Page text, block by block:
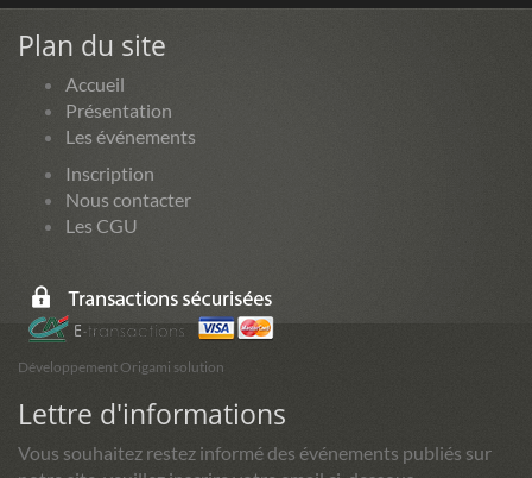
Plan du site
Accueil
Présentation
Les événements
Inscription
Nous contacter
Les CGU
Développement Origami solution
Lettre d'informations
Vous souhaitez restez informé des événements publiés sur